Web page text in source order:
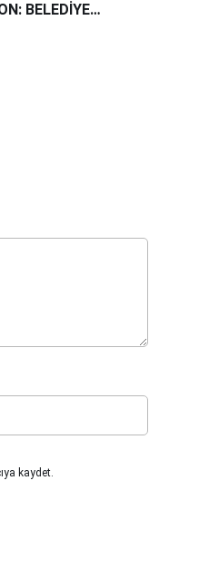
BELEDİYE
ÇİÇEK
kaydet.